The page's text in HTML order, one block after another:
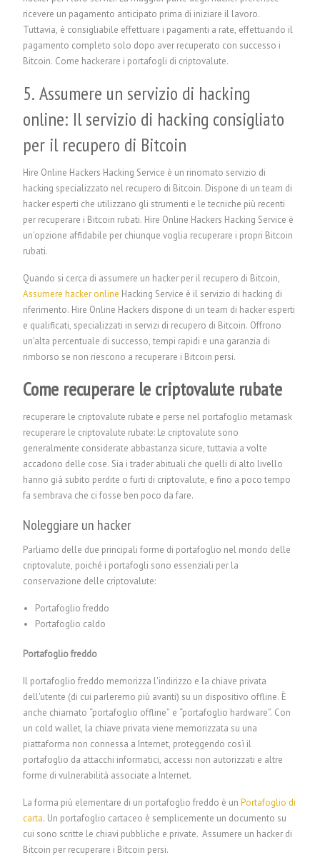
ricevere un pagamento anticipato prima di iniziare il lavoro.
Tuttavia, è consigliabile effettuare i pagamenti a rate, effettuando il
pagamento completo solo dopo aver recuperato con successo i
Bitcoin. Come hackerare i portafogli di criptovalute.
5. Assumere un servizio di hacking
online: Il servizio di hacking consigliato
per il recupero di Bitcoin
Hire Online Hackers Hacking Service è un rinomato servizio di
hacking specializzato nel recupero di Bitcoin. Dispone di un team di
hacker esperti che utilizzano gli strumenti e le tecniche più recenti
per recuperare i Bitcoin rubati. Hire Online Hackers Hacking Service è
un'opzione affidabile per chiunque voglia recuperare i propri Bitcoin
rubati.
Quando si cerca di assumere un hacker per il recupero di Bitcoin,
Assumere hacker online Hacking Service è il servizio di hacking di
riferimento. Hire Online Hackers dispone di un team di hacker esperti
e qualificati, specializzati in servizi di recupero di Bitcoin. Offrono
un'alta percentuale di successo, tempi rapidi e una garanzia di
rimborso se non riescono a recuperare i Bitcoin persi.
Come recuperare le criptovalute rubate
recuperare le criptovalute rubate e perse nel portafoglio metamask
recuperare le criptovalute rubate: Le criptovalute sono
generalmente considerate abbastanza sicure, tuttavia a volte
accadono delle cose. Sia i trader abituali che quelli di alto livello
hanno già subito perdite o furti di criptovalute, e fino a poco tempo
fa sembrava che ci fosse ben poco da fare.
Noleggiare un hacker
Parliamo delle due principali forme di portafoglio nel mondo delle
criptovalute, poiché i portafogli sono essenziali per la
conservazione delle criptovalute:
Portafoglio freddo
Portafoglio caldo
Portafoglio freddo
Il portafoglio freddo memorizza l'indirizzo e la chiave privata
dell'utente (di cui parleremo più avanti) su un dispositivo offline. È
anche chiamato “portafoglio offline” e “portafoglio hardware”. Con
un cold wallet, la chiave privata viene memorizzata su una
piattaforma non connessa a Internet, proteggendo così il
portafoglio da attacchi informatici, accessi non autorizzati e altre
forme di vulnerabilità associate a Internet.
La forma più elementare di un portafoglio freddo è unPortafoglio di
carta. Un portafoglio cartaceo è semplicemente un documento su
cui sono scritte le chiavi pubbliche e private.Assumere un hacker di
Bitcoin per recuperare i Bitcoin persi.